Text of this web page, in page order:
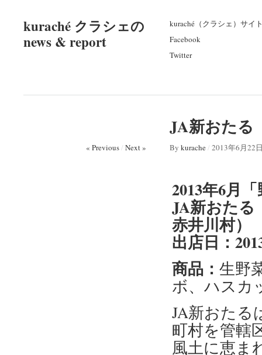
kuraché クラシェの
news & report
kuraché（クラシェ）サイ
Facebook
Twitter
JA新おたる
« Previous/ Next » By kurache/ 2013年6月22
2013年6月
JA新おたる
赤井川村）
出店日：
商品： 生野
ボ、ハスカ
JA新おたる
町村を管轄
風土に恵ま